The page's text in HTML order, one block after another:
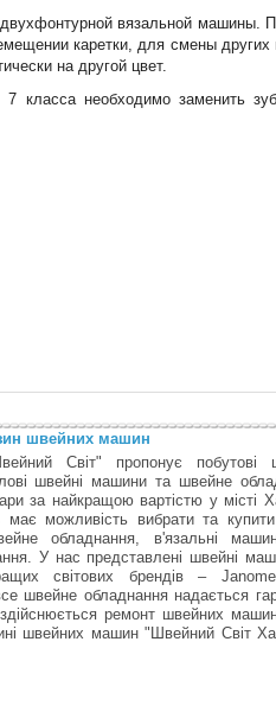
вязальной машины.
каретки, для смены
на другой цвет.
класса необходимо заменить
швейних машин
Світ" пропонує побутові
швейні машини та швейне
за найкращою вартістю у місті
має можливість вибрати та
обладнання, в'язальні
У нас представлені швейні
світових брендів –
швейне обладнання надається
ремонт швейних
швейних машин "Швейний Світ